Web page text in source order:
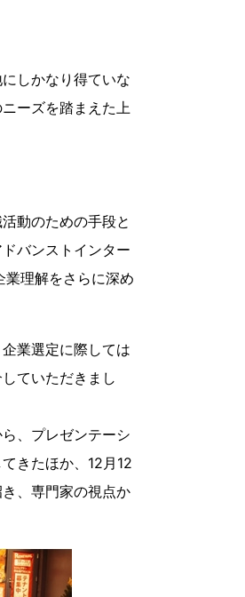
しかなり得ていな
ーズを踏まえた上
動のための手段と
バンストインター
理解をさらに深め
業選定に際しては
ていただきまし
、プレゼンテーシ
きたほか、12月12
、専門家の視点か